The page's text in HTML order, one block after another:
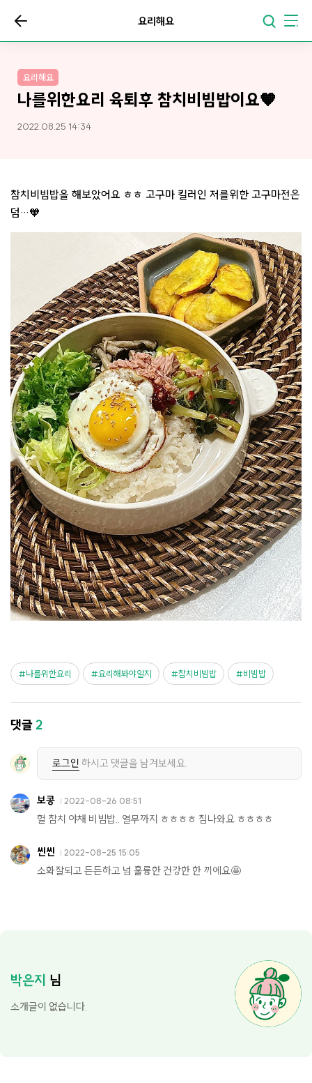
요리해요
요리해요
나를위한요리 육퇴후 참치비빔밥이요🧡
2022.08.25 14:34
참치비빔밥을 해보았어요 ㅎㅎ 고구마 킬러인 저를위한 고구마전은
덤…🧡
나를위한요리 요리해봐야알지 참치비빔밥 비빔밥
댓글2
로그인 하시고 댓글을 남겨보세요.
보콩 2022-08-26 08:51
헐 참치 야채 비빔밥.. 열무까지 ㅎㅎㅎㅎ 침나와요 ㅎㅎㅎㅎ
씬씬 2022-08-25 15:05
소화잘되고 든든하고 넘 훌륭한 건강한 한 끼에요🤩
박은지 님
소개글이 없습니다.